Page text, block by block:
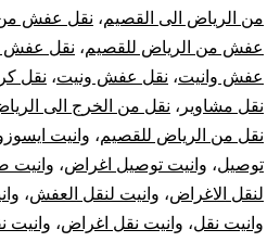
من الرياض الى القصيم، نقل عفش من
عفش من الرياض للقصيم، نقل عفش
عفش وانيت، نقل عفش ونيت، نقل
نقل مشاوير ، نقل من الخرج الى
نقل من الرياض للقصيم، وانيت
توصيل، وانيت توصيل اغراض، وانيت
لنقل الاغراض، وانيت لنقل العفش،
وانيت نقل، وانيت نقل اغراض،